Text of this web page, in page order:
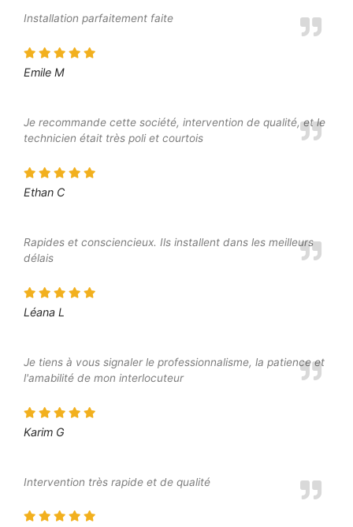
Installation parfaitement faite
Emile M
Je recommande cette société, intervention de qualité, et le
technicien était très poli et courtois
Ethan C
Rapides et consciencieux. Ils installent dans les meilleurs
délais
Léana L
Je tiens à vous signaler le professionnalisme, la patience et
l'amabilité de mon interlocuteur
Karim G
Intervention très rapide et de qualité